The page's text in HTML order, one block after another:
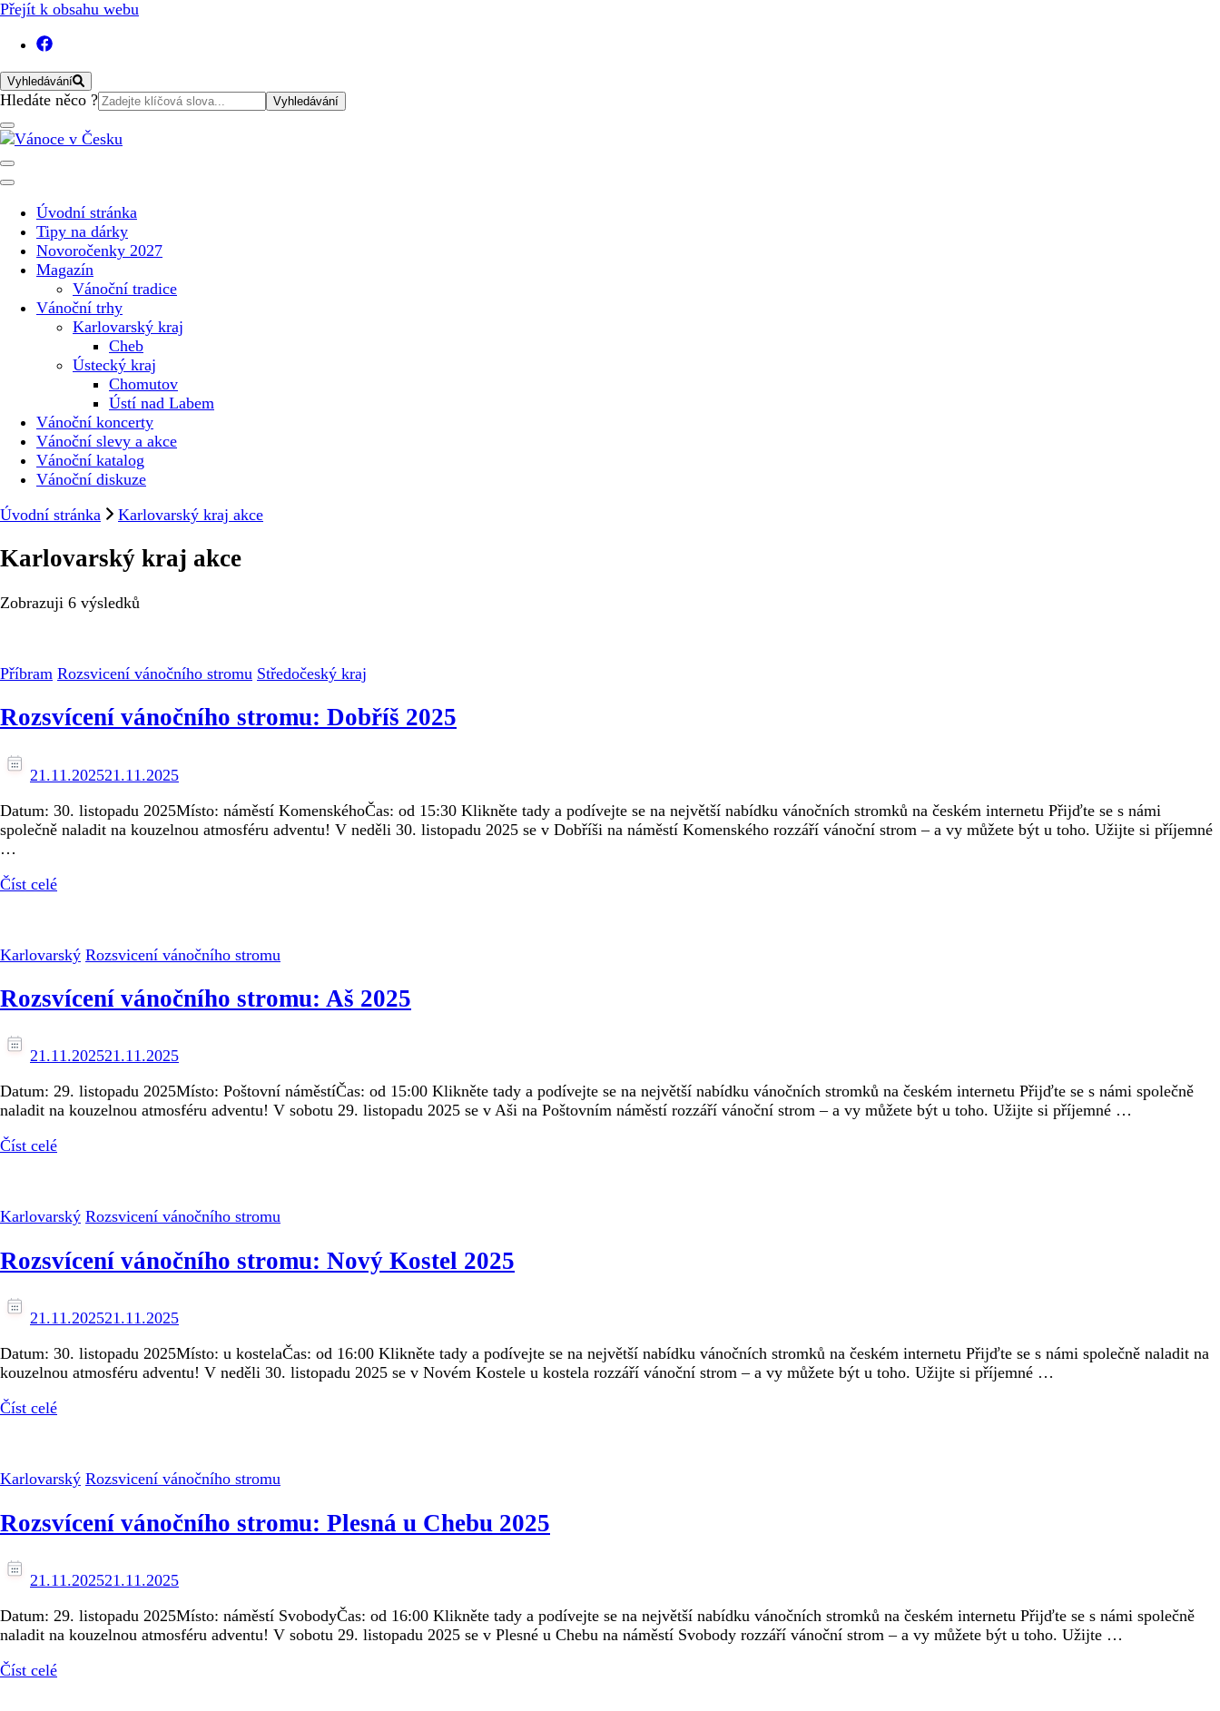
Přejít k obsahu webu
Vyhledávání
Vyhledat:
Hledáte něco ?
Vánoce v Česku
Úvodní stránka
Tipy na dárky
Novoročenky 2027
Magazín
Vánoční tradice
Vánoční trhy
Karlovarský kraj
Cheb
Ústecký kraj
Chomutov
Ústí nad Labem
Vánoční koncerty
Vánoční slevy a akce
Vánoční katalog
Vánoční diskuze
Úvodní stránka
Karlovarský kraj akce
Karlovarský kraj akce
Zobrazuji 6 výsledků
Příbram Rozsvicení vánočního stromu Středočeský kraj
Rozsvícení vánočního stromu: Dobříš 2025
21.11.202521.11.2025
Datum: 30. listopadu 2025Místo: náměstí KomenskéhoČas: od 15:30 Klikněte tady a podívejte se na největší nabídku vánočních stromků na českém internetu Přijďte se s námi
společně naladit na kouzelnou atmosféru adventu! V neděli 30. listopadu 2025 se v Dobříši na náměstí Komenského rozzáří vánoční strom – a vy můžete být u toho. Užijte si příjemné
…
Číst celé
Karlovarský Rozsvicení vánočního stromu
Rozsvícení vánočního stromu: Aš 2025
21.11.202521.11.2025
Datum: 29. listopadu 2025Místo: Poštovní náměstíČas: od 15:00 Klikněte tady a podívejte se na největší nabídku vánočních stromků na českém internetu Přijďte se s námi společně
naladit na kouzelnou atmosféru adventu! V sobotu 29. listopadu 2025 se v Aši na Poštovním náměstí rozzáří vánoční strom – a vy můžete být u toho. Užijte si příjemné …
Číst celé
Karlovarský Rozsvicení vánočního stromu
Rozsvícení vánočního stromu: Nový Kostel 2025
21.11.202521.11.2025
Datum: 30. listopadu 2025Místo: u kostelaČas: od 16:00 Klikněte tady a podívejte se na největší nabídku vánočních stromků na českém internetu Přijďte se s námi společně naladit na
kouzelnou atmosféru adventu! V neděli 30. listopadu 2025 se v Novém Kostele u kostela rozzáří vánoční strom – a vy můžete být u toho. Užijte si příjemné …
Číst celé
Karlovarský Rozsvicení vánočního stromu
Rozsvícení vánočního stromu: Plesná u Chebu 2025
21.11.202521.11.2025
Datum: 29. listopadu 2025Místo: náměstí SvobodyČas: od 16:00 Klikněte tady a podívejte se na největší nabídku vánočních stromků na českém internetu Přijďte se s námi společně
naladit na kouzelnou atmosféru adventu! V sobotu 29. listopadu 2025 se v Plesné u Chebu na náměstí Svobody rozzáří vánoční strom – a vy můžete být u toho. Užijte …
Číst celé